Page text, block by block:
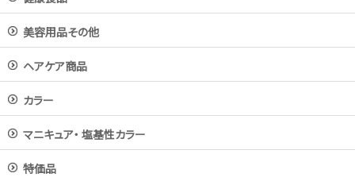
美容用品その他
ヘアケア商品
カラー
マニキュア・ 塩基性カラー
特価品